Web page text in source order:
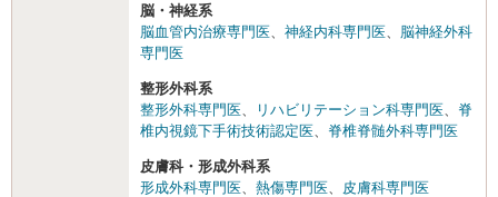
脳・神経系
脳血管内治療専門医
神経内科専門医
脳神経外科
専門医
整形外科系
整形外科専門医
リハビリテーション科専門医
脊
椎内視鏡下手術技術認定医
脊椎脊髄外科専門医
皮膚科・形成外科系
形成外科専門医
熱傷専門医 皮膚科専門医